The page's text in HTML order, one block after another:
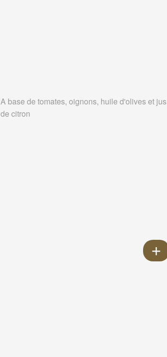
A base de tomates, oignons, huile d'olives et jus
de citron